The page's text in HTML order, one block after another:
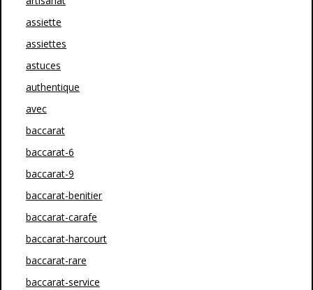
assiette
assiettes
astuces
authentique
avec
baccarat
baccarat-6
baccarat-9
baccarat-benitier
baccarat-carafe
baccarat-harcourt
baccarat-rare
baccarat-service